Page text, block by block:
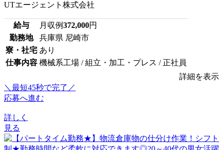
UTエージェント株式会社
給与 月収例372,000円
勤務地
兵庫県 尼崎市
寮・社宅 あり
仕事内容 機械系工場 / 組立・加工・プレス / 正社員
詳細を表示
＼最短45秒で完了／
応募へ進む
詳しく
見る